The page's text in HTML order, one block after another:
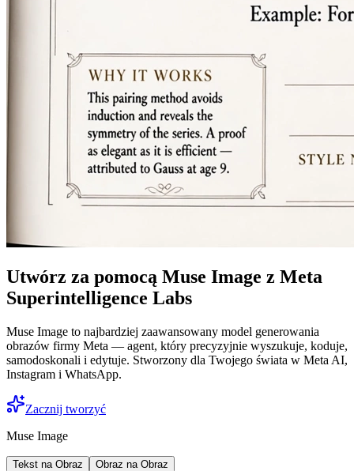
Utwórz za pomocą Muse Image z Meta
Superintelligence Labs
Muse Image to najbardziej zaawansowany model generowania
obrazów firmy Meta — agent, który precyzyjnie wyszukuje, koduje,
samodoskonali i edytuje. Stworzony dla Twojego świata w Meta AI,
Instagram i WhatsApp.
Zacznij tworzyć
Muse Image
Tekst na Obraz Obraz na Obraz